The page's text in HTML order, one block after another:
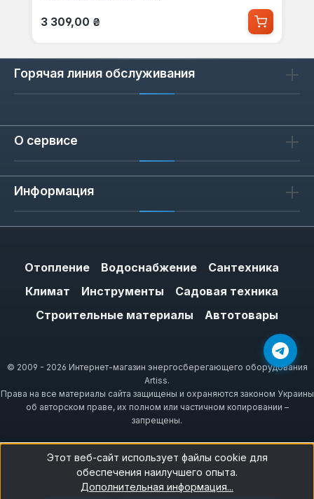
Обычная цена:
3 309,00 ₴
Горячая линия обслуживания
О сервисе
Информация
Отопление Водоснабжение
Сантехника
Климат
Инструменты
Садовая техника
Строительные материалы
Автотовары
© 2009 - 2026 Интернет-магазин энергосберегающего оборудования
Artiss.
Права на все материалы сайта защищены и охраняются законом Украины
об авторском праве, их полном или частичном копировании –
запрещены.
Этот веб-сайт использует файлы cookie для
обеспечения наилучшего опыта.
Дополнительная информация...